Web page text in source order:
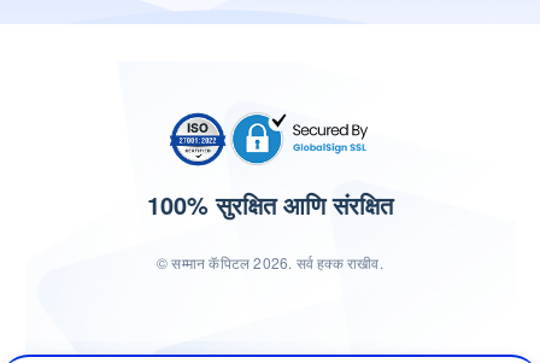
100% सुरक्षित आणि संरक्षित
© सम्मान कॅपिटल 2026. सर्व हक्क राखीव.